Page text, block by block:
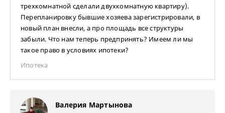
трехкомнатной сделали двухкомнатную квартиру).
Перепланировку бывшие хозяева зарегистрировали, в
новый план внесли, а про площадь все структуры
забыли. Что нам теперь предпринять? Имеем ли мы
такое право в условиях ипотеки?
Ипотека
Валерия Мартынова